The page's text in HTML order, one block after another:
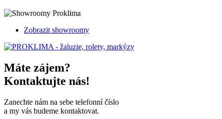
Zobrazit showroomy
Máte zájem?
Kontaktujte nás!
Zanechte nám na sebe telefonní číslo
a my vás budeme kontaktovat.